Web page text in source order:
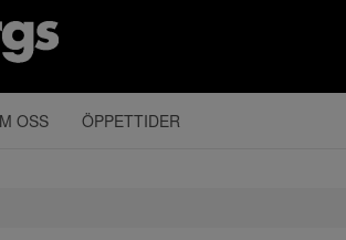
OSS ÖPPETTIDER